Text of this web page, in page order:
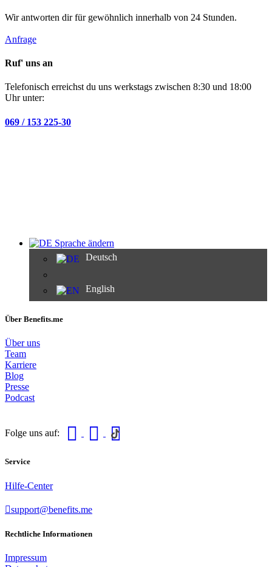
Wir antworten dir für gewöhnlich innerhalb von 24 Stunden.
Anfrage
Ruf' uns an
Telefonisch erreichst du uns werkstags zwischen 8:30 und 18:00
Uhr unter:
069 / 153 225-30
Sprache ändern
Deutsch
English
Über Benefits.me
Über uns
Team
Karriere
Blog
Presse
Podcast
Folge uns auf:
Service
Hilfe-Center
support@benefits.me
Rechtliche Informationen
Impressum